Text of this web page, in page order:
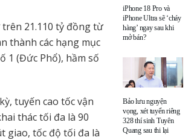
21.110 tỷ đồng từ
thành các hạng mục
1 (Đức Phổ), hầm số
tuyến cao tốc vận
thác tối đa là 90
giao, tốc độ tối đa là
iPhone 18 Pro và
iPhone Ultra sẽ ‘cháy
hàng’ ngay sau khi
mở bán?
Bảo lưu nguyện
vọng, xét tuyển riêng
328 thí sinh Tuyên
Quang sau thi lại